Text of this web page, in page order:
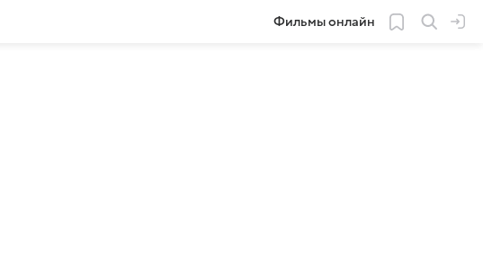
Фильмы онлайн